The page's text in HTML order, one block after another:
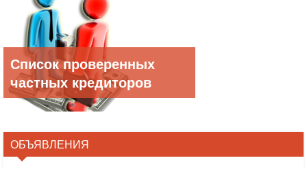
Список проверенных
частных кредиторов
ОБЪЯВЛЕНИЯ